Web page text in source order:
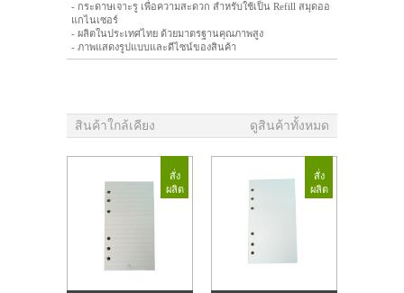
- กระดาษเจาะรู เพื่อความสะดวก สำหรับใช้เป็น Refill สมุดออ
แกไนเซอร์
- ผลิตในประเทศไทย ด้วยมาตรฐานคุณภาพสูง
- ภาพแสดงรูปแบบและดีไซน์ของสินค้า
สินค้าใกล้เคียง ดูสินค้าทั้งหมด
สั่ง
ผลิต
สั่ง
ผลิต